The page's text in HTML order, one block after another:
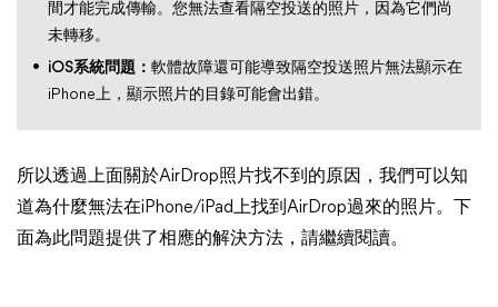
間才能完成傳輸。您無法查看隔空投送的照片，因為它們尚
未轉移。
iOS系統問題： 軟體故障還可能導致隔空投送照片無法顯示在
iPhone上，顯示照片的目錄可能會出錯。
所以透過上面關於AirDrop照片找不到的原因，我們可以知
道為什麼無法在iPhone/iPad上找到AirDrop過來的照片。下
面為此問題提供了相應的解決方法，請繼續閱讀。